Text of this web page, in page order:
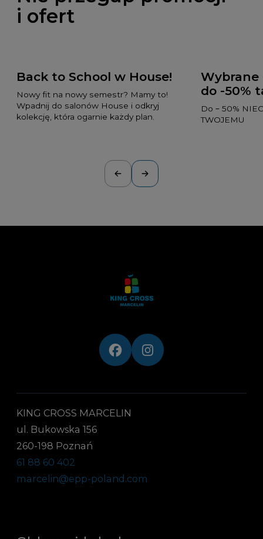
i ofert
Back to School w House!
Nowy fit na nowy semestr? Mamy to!
Wpadnij do salonów House i odkryj
kolekcję, która ogarnie każdy plan.
Wybrane
do -50%
Do – 50%
TWOJEMU
KING CROSS MARCELIN
ul. Bukowska 156
260-198 Poznań
61 88 60 402
marcelin@epp-poland.com